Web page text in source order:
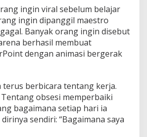
ingin viral sebelum belajar
ingin dipanggil maestro
Banyak orang ingin disebut
berhasil membuat
dengan animasi bergerak
terus berbicara tentang kerja.
obsesi memperbaiki
bagaimana setiap hari ia
sendiri: “Bagaimana saya